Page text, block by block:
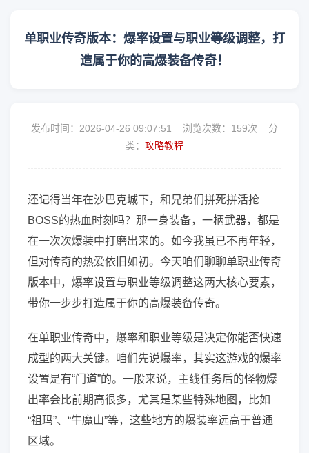
单职业传奇版本：爆率设置与职业等级调整，打
造属于你的高爆装备传奇！
发布时间：2026-04-26 09:07:51 浏览次数： 159次 分
类： 攻略教程
还记得当年在沙巴克城下，和兄弟们拼死拼活抢
BOSS的热血时刻吗？那一身装备，一柄武器，都是
在一次次爆装中打磨出来的。如今我虽已不再年轻，
但对传奇的热爱依旧如初。今天咱们聊聊单职业传奇
版本中，爆率设置与职业等级调整这两大核心要素，
带你一步步打造属于你的高爆装备传奇。
在单职业传奇中，爆率和职业等级是决定你能否快速
成型的两大关键。咱们先说爆率，其实这游戏的爆率
设置是有“门道”的。一般来说，主线任务后的怪物爆
出率会比前期高很多，尤其是某些特殊地图，比如
“祖玛”、“牛魔山”等，这些地方的爆装率远高于普通
区域。